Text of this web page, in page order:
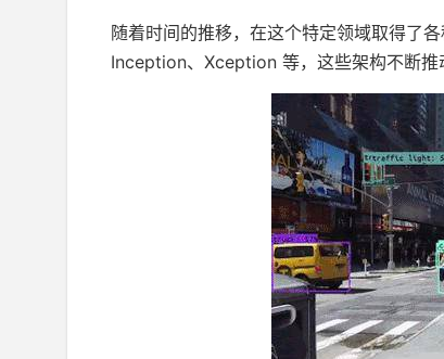
随着时间的推移，在这个特定领域取得了
Inception、Xception 等，这些架构不断推